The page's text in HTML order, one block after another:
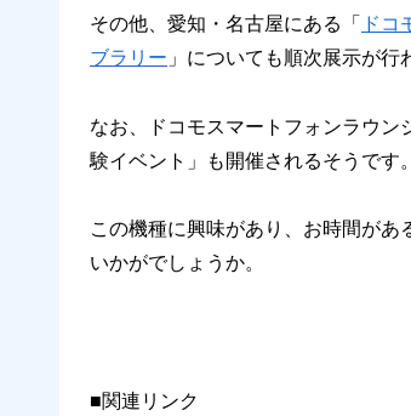
その他、愛知・名古屋にある「 ドコ
ブラリー 」についても順次展示が行
なお、ドコモスマートフォンラウ
験イベント」も開催されるそうです。
この機種に興味があり、お時間が
いかがでしょうか。
■関連リンク